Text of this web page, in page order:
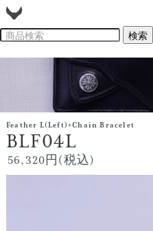
Feather L(Left)+Chain Bracelet
BLF04L
56,320円(税込)